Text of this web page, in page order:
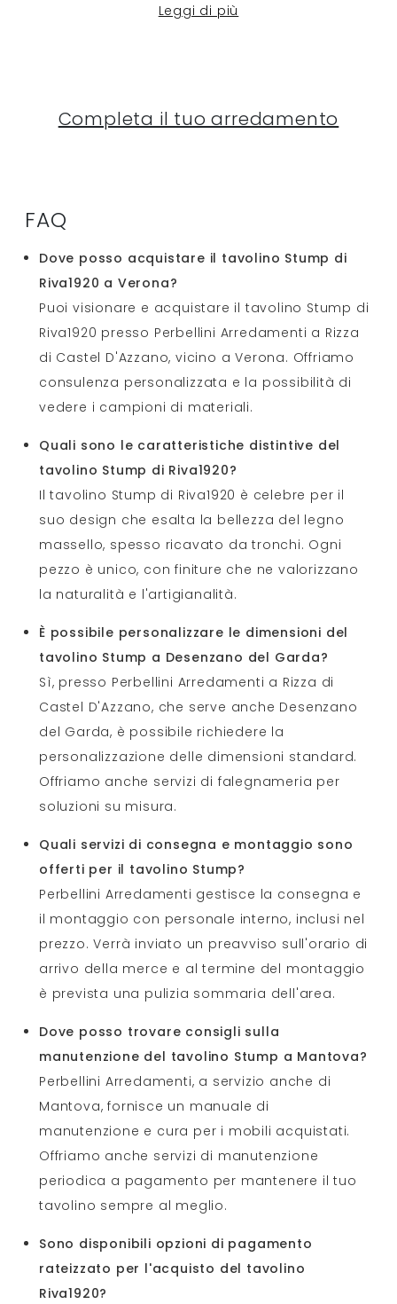
Leggi di più
Completa il tuo arredamento
FAQ
Dove posso acquistare il tavolino Stump di
Riva1920 a Verona?
Puoi visionare e acquistare il tavolino Stump di
Riva1920 presso Perbellini Arredamenti a Rizza
di Castel D'Azzano, vicino a Verona. Offriamo
consulenza personalizzata e la possibilità di
vedere i campioni di materiali.
Quali sono le caratteristiche distintive del
tavolino Stump di Riva1920?
Il tavolino Stump di Riva1920 è celebre per il
suo design che esalta la bellezza del legno
massello, spesso ricavato da tronchi. Ogni
pezzo è unico, con finiture che ne valorizzano
la naturalità e l'artigianalità.
È possibile personalizzare le dimensioni del
tavolino Stump a Desenzano del Garda?
Sì, presso Perbellini Arredamenti a Rizza di
Castel D'Azzano, che serve anche Desenzano
del Garda, è possibile richiedere la
personalizzazione delle dimensioni standard.
Offriamo anche servizi di falegnameria per
soluzioni su misura.
Quali servizi di consegna e montaggio sono
offerti per il tavolino Stump?
Perbellini Arredamenti gestisce la consegna e
il montaggio con personale interno, inclusi nel
prezzo. Verrà inviato un preavviso sull'orario di
arrivo della merce e al termine del montaggio
è prevista una pulizia sommaria dell'area.
Dove posso trovare consigli sulla
manutenzione del tavolino Stump a Mantova?
Perbellini Arredamenti, a servizio anche di
Mantova, fornisce un manuale di
manutenzione e cura per i mobili acquistati.
Offriamo anche servizi di manutenzione
periodica a pagamento per mantenere il tuo
tavolino sempre al meglio.
Sono disponibili opzioni di pagamento
rateizzato per l'acquisto del tavolino
Riva1920?